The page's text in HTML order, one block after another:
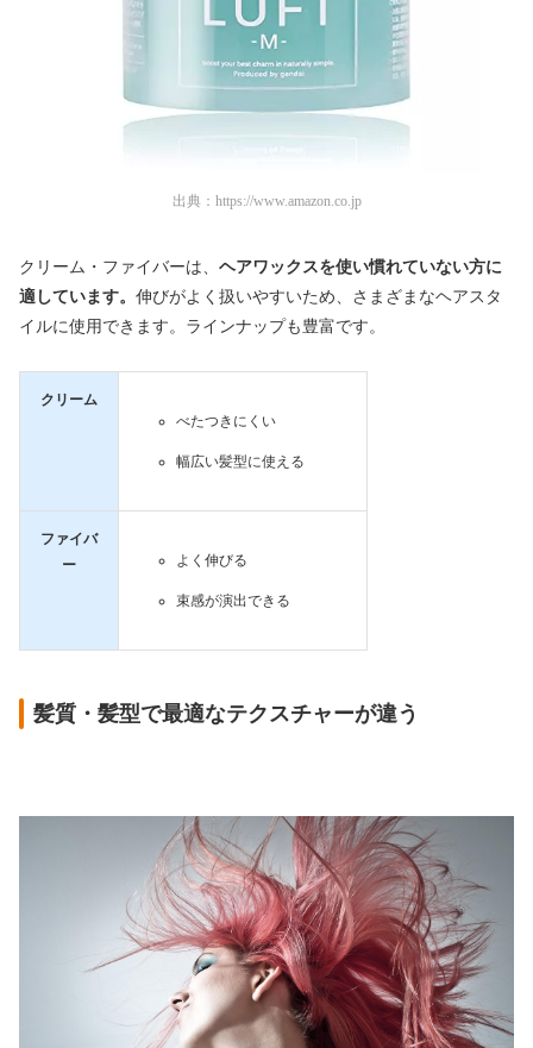
出典： https://www.amazon.co.jp
クリーム・ファイバーは、 ヘアワックスを使い慣れていない方に
適しています。 伸びがよく扱いやすいため、さまざまなヘアスタ
イルに使用できます。ラインナップも豊富です。
クリーム
べたつきにくい
幅広い髪型に使える
ファイバ
ー
よく伸びる
束感が演出できる
髪質・髪型で最適なテクスチャーが違う